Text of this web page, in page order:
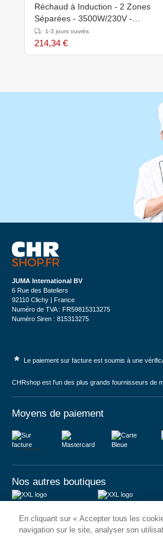
Réchaud à Induction - 2 Zones
Séparées - 3500W/230V -
605x360x600(h)mm
1-3 jours ouvrés
214,34 €
JUMA International BV
6 Rue des Bateliers
92110 Clichy | France
Numéro de TVA : FR59815313275
Numéro Siren : 815313275
* Le paiement sur facture est soumis à une
CHRshop est l'un des plus grands fournisseurs de
Moyens de paiement
Sur facture
Nos autres boutiques
Königsborner Straße 26a
39175 Biederitz | Deutschland
Vrijheidweg 34
1521RR Wormerveer
En cliquant sur « Accepter tous les
navigation sur le site, analyser son